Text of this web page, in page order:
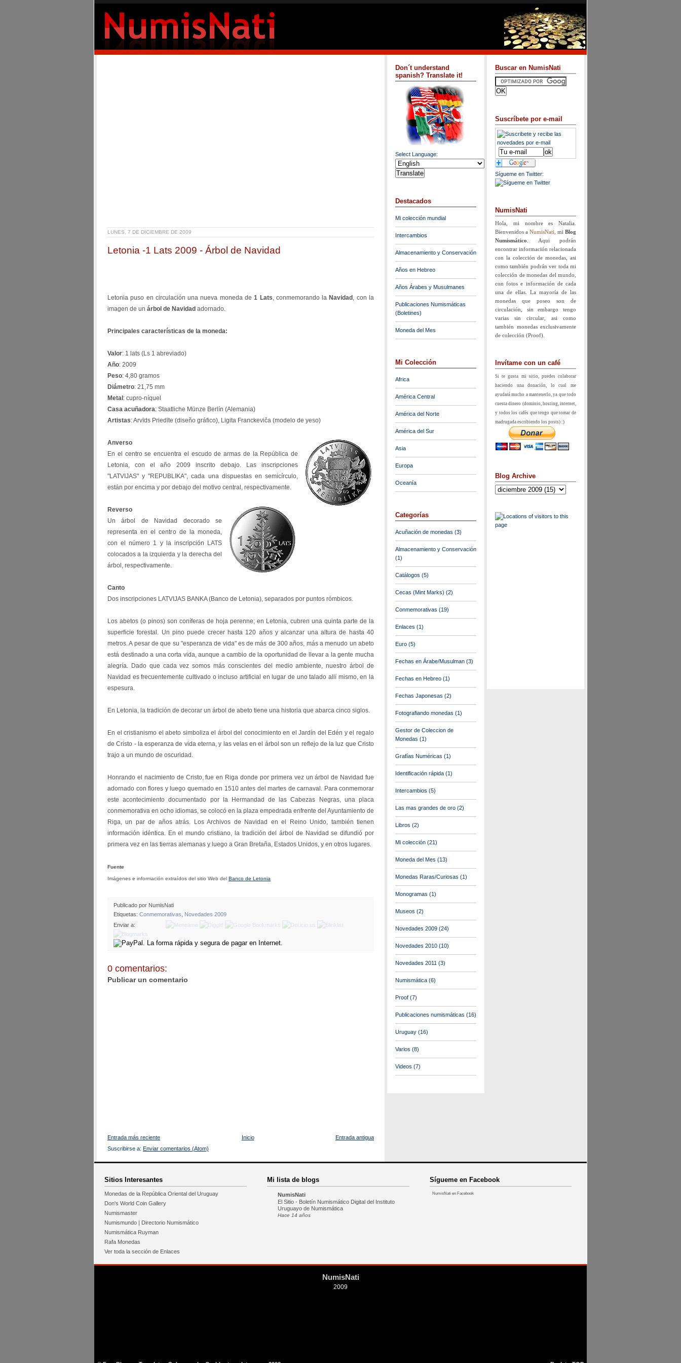
LUNES, 7 DE DICIEMBRE DE 2009
Letonia -1 Lats 2009 - Árbol de Navidad
Letonia puso en circulación una nueva moneda de1 Lats, conmemorando la Navidad , con la
imagen de un árbol de Navidad adornado.
Principales características de la moneda:
Valor: 1 lats (Ls 1 abreviado)
Año: 2009
Peso: 4,80 gramos
Diámetro: 21,75 mm
Metal : cupro-níquel
Casa acuñadora: Staatliche Münze Berlín (Alemania)
Artistas: Arvīds Priedīte (diseño gráfico), Ligita Franckeviča (modelo de yeso)
Anverso
En el centro se encuentra el escudo de armas de la República de
Letonia, con el año 2009 inscrito debajo. Las inscripciones
"LATVIJAS" y "REPUBLIKA", cada una dispuestas en semicírculo,
están por encima y por debajo del motivo central, respectivamente.
Reverso
Un árbol de Navidad decorado se
representa en el centro de la moneda,
con el número 1 y la inscripción LATS
colocados a la izquierda y la derecha del
árbol, respectivamente.
Canto
Dos inscripciones LATVIJAS BANKA (Banco de Letonia), separados por puntos rómbicos.
Los abetos (o pinos) son coníferas de hoja perenne; en Letonia, cubren una quinta parte de la
superficie forestal. Un pino puede crecer hasta 120 años y alcanzar una altura de hasta 40
metros. A pesar de que su "esperanza de vida" es de más de 300 años, más a menudo un abeto
está destinado a una corta vida, aunque a cambio de la oportunidad de llevar a la gente mucha
alegría. Dado que cada vez somos más conscientes del medio ambiente, nuestro árbol de
Navidad es frecuentemente cultivado o incluso artificial en lugar de uno talado allí mismo, en la
espesura.
En Letonia, la tradición de decorar un árbol de abeto tiene una historia que abarca cinco siglos.
En el cristianismo el abeto simboliza el árbol del conocimiento en el Jardín del Edén y el regalo
de Cristo - la esperanza de vida eterna, y las velas en el árbol son un reflejo de la luz que Cristo
trajo a un mundo de oscuridad.
Honrando el nacimiento de Cristo, fue en Riga donde por primera vez un árbol de Navidad fue
adornado con flores y luego quemado en 1510 antes del martes de carnaval. Para conmemorar
este acontecimiento documentado por la Hermandad de las Cabezas Negras, una placa
conmemorativa en ocho idiomas, se colocó en la plaza empedrada enfrente del Ayuntamiento de
Riga, un par de años atrás. Los Archivos de Navidad en el Reino Unido, también tienen
información idéntica. En el mundo cristiano, la tradición del árbol de Navidad se difundió por
primera vez en las tierras alemanas y luego a Gran Bretaña, Estados Unidos, y en otros lugares.
Fuente
Imágenes e información extraídos del sitio Web del Banco de Letonia
Publicado por NumisNati
Etiquetas: Conmemorativas
Novedades 2009
Enviar a:
0 comentarios:
Publicar un comentario
Entrada más reciente Entrada antigua
Inicio
Suscribirse a: Enviar comentarios (Atom)
Don´t understand
spanish? Translate it!
Select Language:
Destacados
Mi colección mundial
Intercambios
Almacenamiento y Conservación
Años en Hebreo
Años Árabes y Musulmanes
Publicaciones Numismáticas
(Boletines)
Moneda del Mes
Mi Colección
Africa
América Central
América del Norte
América del Sur
Asia
Europa
Oceanía
Categorías
Acuñación de monedas (3)
Almacenamiento y Conservación
(1)
Catálogos (5)
Cecas (Mint Marks) (2)
Conmemorativas (19)
Enlaces (1)
Euro (5)
Fechas en Árabe/Musulman (3)
Fechas en Hebreo (1)
Fechas Japonesas (2)
Fotografiando monedas (1)
Gestor de Coleccion de
Monedas (1)
Grafías Numéricas (1)
Identificación rápida (1)
Intercambios (5)
Las mas grandes de oro (2)
Libros (2)
Mi colección (21)
Moneda del Mes (13)
Monedas Raras/Curiosas (1)
Monogramas (1)
Museos (2)
Novedades 2009 (24)
Novedades 2010 (10)
Novedades 2011 (3)
Numismática (6)
Proof (7)
Publicaciones numismáticas (16)
Uruguay (16)
Varios (8)
Videos (7)
Buscar en NumisNati
Suscríbete por e-mail
Sígueme en Twitter:
NumisNati
Hola, mi nombre es Natalia.
Bienvenidos a NumisNati, mi Blog
Numismático . Aqui podrán
encontrar información relacionada
con la colección de monedas, asi
como también podrán ver toda mi
colección de monedas del mundo,
con fotos e información de cada
una de ellas. La mayoría de las
monedas que poseo son de
circulación, sin embargo tengo
varias sin circular, asi como
también monedas exclusivamente
de colección (Proof).
Invítame con un café
Si te gusta mi sitio, puedes colaborar
haciendo una donación, lo cual me
ayudará mucho a mantenerlo, ya que todo
cuesta dinero (dominio, hosting, internet,
y todos los cafés que tengo que tomar de
madrugada escribiendo los posts) :)
Blog Archive
Sitios Interesantes
Monedas de la República Oriental del Uruguay
Don's World Coin Gallery
Numismaster
Numismundo | Directorio Numismático
Numismática Ruyman
Rafa Monedas
Ver toda la sección de Enlaces
Mi lista de blogs
NumisNati
El Sitio - Boletín Numismático Digital del Instituto
Uruguayo de Numismática
Hace 14 años
Sígueme en Facebook
NumisNati en Facebook
NumisNati
2009